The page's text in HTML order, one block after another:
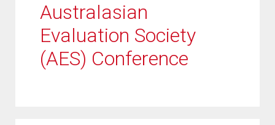
Australasian
Evaluation Society
(AES) Conference